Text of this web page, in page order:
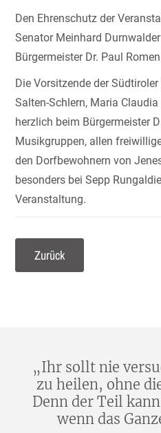
Den Ehrenschutz der
Senator Meinhard
Bürgermeister Dr. Paul
Die Vorsitzende der
Salten-Schlern, Maria
herzlich beim Bürgermeister
Musikgruppen, allen
den Dorfbewohnern von
besonders bei Sepp
Veranstaltung.
Zurück
„Ihr sollt nie
zu heilen, ohne
Denn der Teil
wenn das